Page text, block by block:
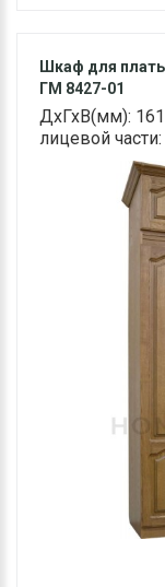
Шкаф для
ГМ 8427-01
ДхГхВ(мм):
лицевой